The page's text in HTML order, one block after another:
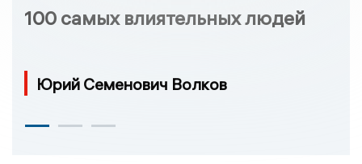
100 самых влиятельных людей
Юрий Семенович Волков